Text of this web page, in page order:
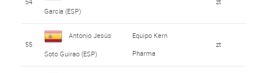
García (ESP)
55
Antonio Jesús
Soto Guirao (ESP)
Equipo Kern
Pharma
zt